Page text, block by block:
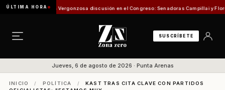
ÚLTIMA HORA
de Pesca Vergonzosa discusión en el Congreso: Senadoras Campillai y Flores se
SUSCRÍBETE
Jueves, 6 de agosto de 2026 · Punta Arenas
INICIO / POLÍTICA /
KAST TRAS CITA CLAVE CON PARTIDOS